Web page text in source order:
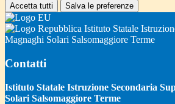
Accetta tutti Salva le preferenze
Istituto Statale
Magnaghi Solari Salsomaggiore Terme
Contatti
Istituto Statale Istruzione Secondaria
Solari Salsomaggiore Terme